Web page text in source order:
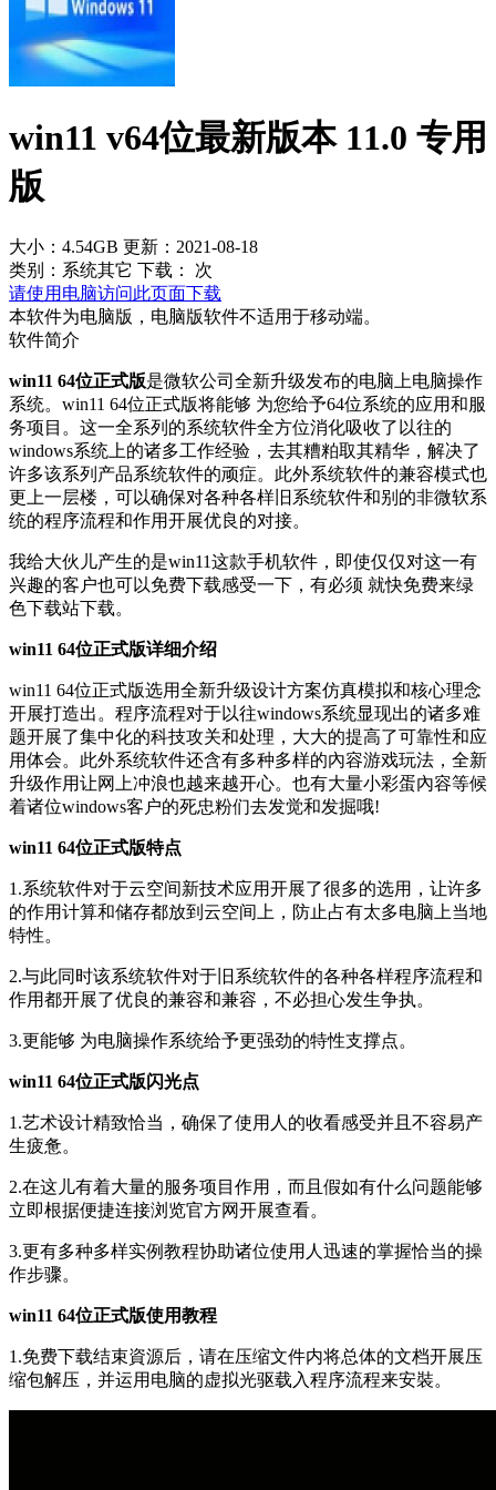
win11 v64位最新版本 11.0 专用
版
大小：4.54GB 更新：2021-08-18
类别：系统其它 下载：
次
请使用电脑访问此页面下载
本软件为电脑版，电脑版软件不适用于移动端。
软件简介
win11 64位正式版是微软公司全新升级发布的电脑上电脑操作
系统。win11 64位正式版将能够 为您给予64位系统的应用和服
务项目。这一全系列的系统软件全方位消化吸收了以往的
windows系统上的诸多工作经验，去其糟粕取其精华，解决了
许多该系列产品系统软件的顽症。此外系统软件的兼容模式也
更上一层楼，可以确保对各种各样旧系统软件和别的非微软系
统的程序流程和作用开展优良的对接。
我给大伙儿产生的是win11这款手机软件，即使仅仅对这一有
兴趣的客户也可以免费下载感受一下，有必须 就快免费来绿
色下载站下载。
win11 64位正式版详细介绍
win11 64位正式版选用全新升级设计方案仿真模拟和核心理念
开展打造出。程序流程对于以往windows系统显现出的诸多难
题开展了集中化的科技攻关和处理，大大的提高了可靠性和应
用体会。此外系统软件还含有多种多样的內容游戏玩法，全新
升级作用让网上冲浪也越来越开心。也有大量小彩蛋內容等候
着诸位windows客户的死忠粉们去发觉和发掘哦!
win11 64位正式版特点
1.系统软件对于云空间新技术应用开展了很多的选用，让许多
的作用计算和储存都放到云空间上，防止占有太多电脑上当地
特性。
2.与此同时该系统软件对于旧系统软件的各种各样程序流程和
作用都开展了优良的兼容和兼容，不必担心发生争执。
3.更能够 为电脑操作系统给予更强劲的特性支撑点。
win11 64位正式版闪光点
1.艺术设计精致恰当，确保了使用人的收看感受并且不容易产
生疲惫。
2.在这儿有着大量的服务项目作用，而且假如有什么问题能够
立即根据便捷连接浏览官方网开展查看。
3.更有多种多样实例教程协助诸位使用人迅速的掌握恰当的操
作步骤。
win11 64位正式版使用教程
1.免费下载结束資源后，请在压缩文件内将总体的文档开展压
缩包解压，并运用电脑的虚拟光驱载入程序流程来安裝。